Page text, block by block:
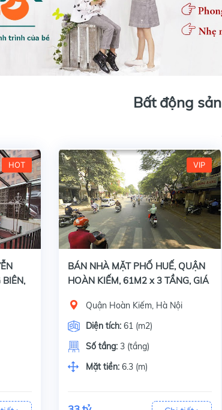
Bất động sản
HOT VIP
BÁN NHÀ MẶT PHỐ HUẾ, QUẬN
HOÀN KIẾM, 61M2 x 3 TẦNG, GIÁ
Quận Hoàn Kiếm, Hà Nội
Diện tích: 61 (m2)
Số tầng: 3 (tầng)
Mặt tiền: 6.3 (m)